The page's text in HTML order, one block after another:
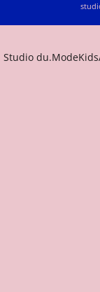
Studio du.ModeKids